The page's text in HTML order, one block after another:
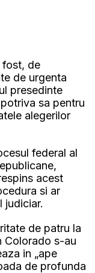
fost, de
de urgenta
presedinte
sa pentru
alegerilor
federal al
acest
si ar
judiciar.
de patru la
Colorado s-au
in „ape
de profunda